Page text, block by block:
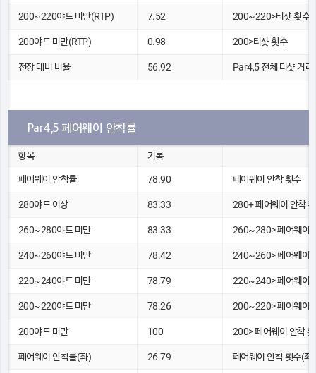
200~220야드 미만(RTP) 7.52 200~220>티샷 횟수
200야드 미만(RTP) 0.98 200>티샷 횟수
전장 대비 비율 56.92 Par4,5 전체 티샷 거
Par4,5 페어웨이 안착률
항목 기록
페어웨이 안착률 78.90 페어웨이 안착 횟수
280야드 이상 83.33 280+ 페어웨이 안착
260~280야드 미만 83.33 260~280> 페어웨이
240~260야드 미만 78.42 240~260> 페어웨이
220~240야드 미만 78.79 220~240> 페어웨이
200~220야드 미만 78.26 200~220> 페어웨이
200야드 미만 100 200> 페어웨이 안착
페어웨이 안착률(좌) 26.79 페어웨이 안착 횟수(좌)